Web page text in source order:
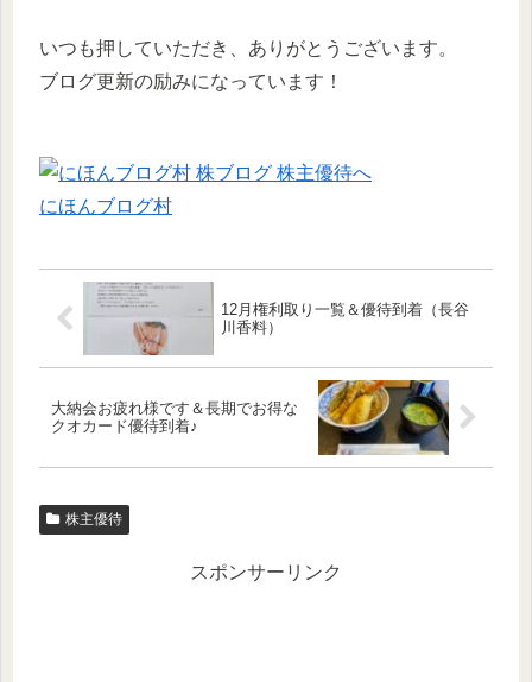
いつも押していただき、ありがとうございます。
ブログ更新の励みになっています！
にほんブログ村
12月権利取り一覧＆優待到着（長谷
川香料）
大納会お疲れ様です＆長期でお得な
クオカード優待到着♪
株主優待
スポンサーリンク